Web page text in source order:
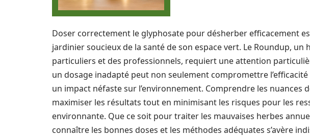
Doser correctement le glyphosate pour désherber efficacement
jardinier soucieux de la santé de son espace vert. Le Roundup, un
particuliers et des professionnels, requiert une attention
un dosage inadapté peut non seulement compromettre
un impact néfaste sur l’environnement. Comprendre les nuances
maximiser les résultats tout en minimisant les risques pour les
environnante. Que ce soit pour traiter les mauvaises herbes
connaître les bonnes doses et les méthodes adéquates s’avère